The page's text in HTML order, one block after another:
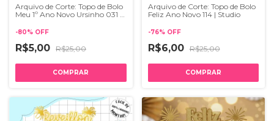
Arquivo de Corte: Topo de Bolo
Meu 1º Ano Novo Ursinho 031 |
-80% OFF
R$5,00 R$25,00
Arquivo de Corte: Topo de Bolo
Feliz Ano Novo 114 | Studio
-76% OFF
R$6,00 R$25,00